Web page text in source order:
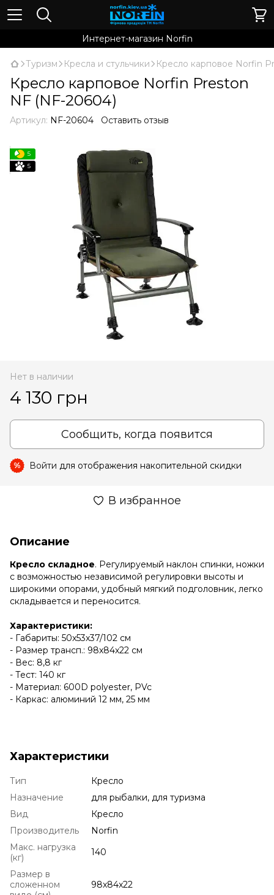
Интернет-магазин Norfin
Туризм Кресла и стульчики Кресло карповое Norfin
Кресло карповое Norfin Preston
NF (NF-20604)
Артикул: NF-20604 Оставить отзыв
5
5
Нет в наличии
4 130 грн
Сообщить, когда появится
% Войти для отображения накопительной скидки
В избранное
Описание
Кресло складное. Регулируемый наклон спинки, ножки
с возможностью независимой регулировки высоты и
широкими опорами, удобный мягкий подголовник, легко
складывается и переносится.
Характеристики:
- Габариты: 50x53x37/102 см
- Размер трансп.: 98x84x22 см
- Вес: 8,8 кг
- Тест: 140 кг
- Материал: 600D polyester, PVc
- Каркас: алюминий 12 мм, 25 мм
Характеристики
Тип
Кресло
Назначение
для рыбалки, для туризма
Вид
Кресло
Производитель
Norfin
Макс. нагрузка
(кг)
140
Размер в
сложенном
98x84x22